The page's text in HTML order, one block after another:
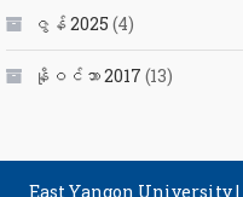
ဇွန် 2025 (4)
နိုဝင်ဘာ 2017 (13)
East Yangon University|